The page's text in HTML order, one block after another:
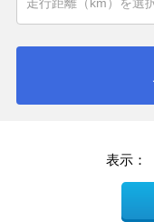
表示：